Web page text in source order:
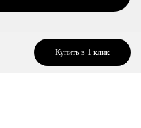
Купить в 1 клик